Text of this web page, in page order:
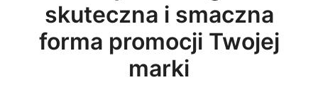
skuteczna i smaczna
forma promocji Twojej
marki